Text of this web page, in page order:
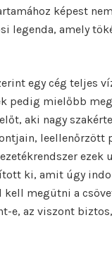
képest
legenda, amely
egy cég teljes
pedig mielőbb
aki nagy
leellenőrzött
ezek
ki, amit úgy
megütni a
e, az viszont